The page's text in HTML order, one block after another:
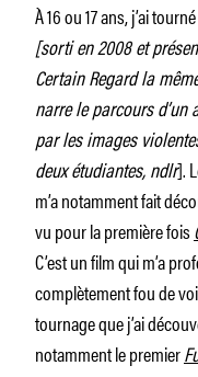
À 16 ou 17 ans, j’ai
[sorti en 2008 et
Certain Regard la
narre le parcours d’un
par les images
deux étudiantes, ndlr].
m’a notamment fait
vu pour la première fois
C’est un film qui m’a
complètement fou de
tournage que j’ai
notamment le premier